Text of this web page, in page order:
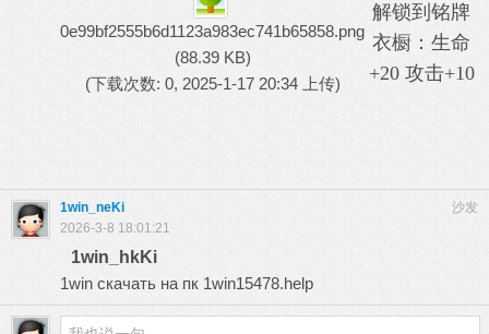
0e99bf2555b6d1123a983ec741b65858.png
(88.39 KB)
(下载次数: 0, 2025-1-17 20:34 上传)
解锁到铭牌
衣橱：生命
+20 攻击+10
沙发
1win_neKi
2026-3-8 18:01:21
1win_hkKi
1win скачать на пк 1win15478.help